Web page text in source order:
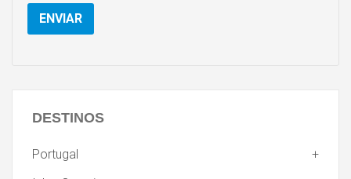
ENVIAR
DESTINOS
Portugal